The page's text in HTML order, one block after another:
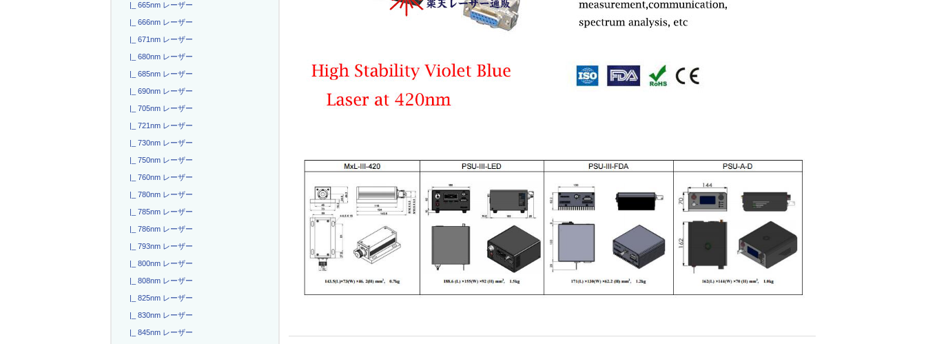
|_ 665nm レーザー
|_ 666nm レーザー
|_ 671nm レーザー
|_ 680nm レーザー
|_ 685nm レーザー
|_ 690nm レーザー
|_ 705nm レーザー
|_ 721nm レーザー
|_ 730nm レーザー
|_ 750nm レーザー
|_ 760nm レーザー
|_ 780nm レーザー
|_ 785nm レーザー
|_ 786nm レーザー
|_ 793nm レーザー
|_ 800nm レーザー
|_ 808nm レーザー
|_ 825nm レーザー
|_ 830nm レーザー
|_ 845nm レーザー